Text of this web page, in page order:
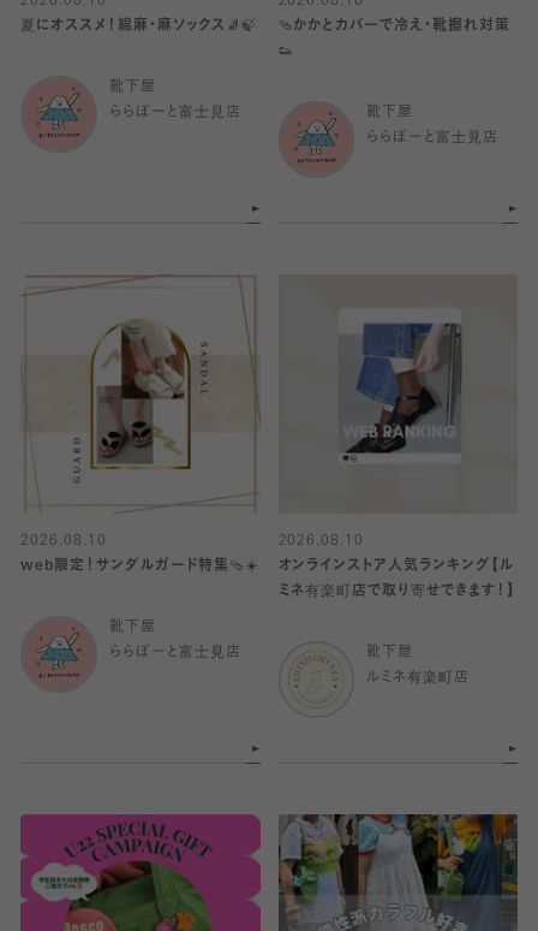
夏にオススメ！綿麻・麻ソックス🧦🍃
靴下屋
ららぽーと富士見店
🩴かかとカバーで冷え・靴擦れ対策
👟
靴下屋
ららぽーと富士見店
2026.08.10
web限定！サンダルガード特集🩴☀️
靴下屋
ららぽーと富士見店
2026.08.10
オンラインストア人気ランキング【ル
ミネ有楽町店で取り寄せできます！】
靴下屋
ルミネ有楽町店